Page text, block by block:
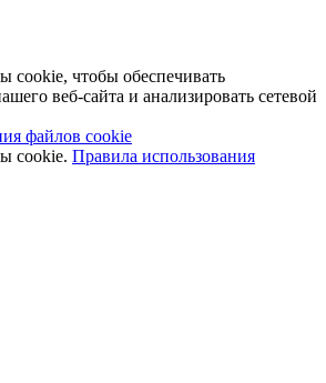
cookie, чтобы обеспечивать
веб-сайта и анализировать сетевой
файлов cookie
cookie. Правила использования